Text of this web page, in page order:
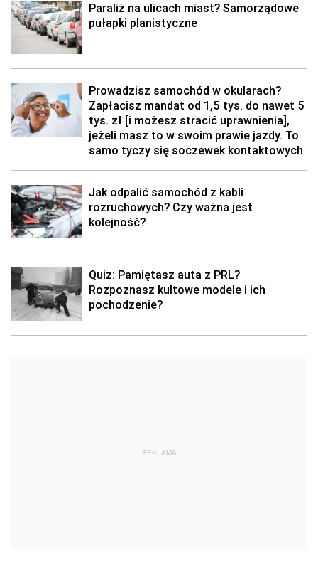
Paraliż na ulicach miast? Samorządowe
pułapki planistyczne
Prowadzisz samochód w okularach?
Zapłacisz mandat od 1,5 tys. do nawet 5
tys. zł [i możesz stracić uprawnienia],
jeżeli masz to w swoim prawie jazdy. To
samo tyczy się soczewek kontaktowych
Jak odpalić samochód z kabli
rozruchowych? Czy ważna jest
kolejność?
Quiz: Pamiętasz auta z PRL?
Rozpoznasz kultowe modele i ich
pochodzenie?
REKLAMA